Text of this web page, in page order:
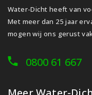
Water-Dicht heeft van
Met meer dan 25 jaar
mogen wij ons gerust
0800 61 667